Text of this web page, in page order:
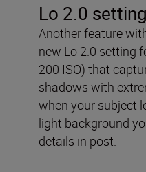
Lo 2.0
Another feature
new Lo 2.0 setting
200 ISO) that
shadows with
when your subject
light background
details in post.